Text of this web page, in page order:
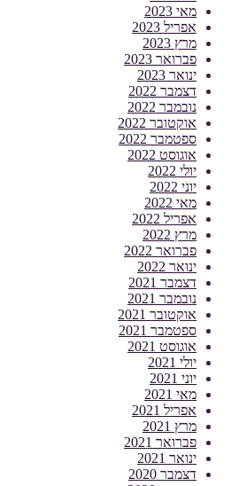
מאי 2023
אפריל 2023
מרץ 2023
פברואר 2023
ינואר 2023
דצמבר 2022
נובמבר 2022
אוקטובר 2022
ספטמבר 2022
אוגוסט 2022
יולי 2022
יוני 2022
מאי 2022
אפריל 2022
מרץ 2022
פברואר 2022
ינואר 2022
דצמבר 2021
נובמבר 2021
אוקטובר 2021
ספטמבר 2021
אוגוסט 2021
יולי 2021
יוני 2021
מאי 2021
אפריל 2021
מרץ 2021
פברואר 2021
ינואר 2021
דצמבר 2020